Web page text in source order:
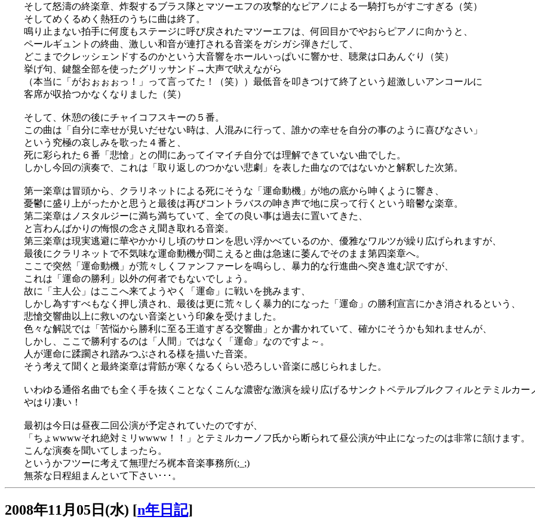
そして怒濤の終楽章、炸裂するブラス隊とマツーエフの攻撃的なピアノによる一騎打ちがすごすぎる（笑）
そしてめくるめく熱狂のうちに曲は終了。
鳴り止まない拍手に何度もステージに呼び戻されたマツーエフは、何回目かでやおらピアノに向かうと、
ペールギュントの終曲、激しい和音が連打される音楽をガシガシ弾きだして、
どこまでクレッシェンドするのかという大音響をホールいっぱいに響かせ、聴衆は口あんぐり（笑）
挙げ句、鍵盤全部を使ったグリッサンド→大声で吠えながら
（本当に「がおぉぉぉっ！」って言ってた！（笑））最低音を叩きつけて終了という超激しいアンコールに
客席が収拾つかなくなりました（笑）
そして、休憩の後にチャイコフスキーの５番。
この曲は「自分に幸せが見いだせない時は、人混みに行って、誰かの幸せを自分の事のように喜びなさい」
という究極の哀しみを歌った４番と、
死に彩られた６番「悲愴」との間にあってイマイチ自分では理解できていない曲でした。
しかし今回の演奏で、これは「取り返しのつかない悲劇」を表した曲なのではないかと解釈した次第。
第一楽章は冒頭から、クラリネットによる死にそうな「運命動機」が地の底から呻くように響き、
憂鬱に盛り上がったかと思うと最後は再びコントラバスの呻き声で地に戻って行くという暗鬱な楽章。
第二楽章はノスタルジーに満ち満ちていて、全ての良い事は過去に置いてきた、
と言わんばかりの悔恨の念さえ聞き取れる音楽。
第三楽章は現実逃避に華やかかりし頃のサロンを思い浮かべているのか、優雅なワルツが繰り広げられますが、
最後にクラリネットで不気味な運命動機が聞こえると曲は急速に萎んでそのまま第四楽章へ。
ここで突然「運命動機」が荒々しくファンファーレを鳴らし、暴力的な行進曲へ突き進む訳ですが、
これは「運命の勝利」以外の何者でもないでしょう。
故に「主人公」はここへ来てようやく「運命」に戦いを挑みます、
しかし為すすべもなく押し潰され、最後は更に荒々しく暴力的になった「運命」の勝利宣言にかき消されるという、
悲愴交響曲以上に救いのない音楽という印象を受けました。
色々な解説では「苦悩から勝利に至る王道すぎる交響曲」とか書かれていて、確かにそうかも知れませんが、
しかし、ここで勝利するのは「人間」ではなく「運命」なのですよ～。
人が運命に蹂躙され踏みつぶされる様を描いた音楽。
そう考えて聞くと最終楽章は背筋が寒くなるくらい恐ろしい音楽に感じられました。
いわゆる通俗名曲でも全く手を抜くことなくこんな濃密な激演を繰り広げるサンクトペテルブルクフィルとテミルカー
やはり凄い！
最初は今日は昼夜二回公演が予定されていたのですが、
「ちょwwwwそれ絶対ミリwwww！！」とテミルカーノフ氏から断られて昼公演が中止になったのは非常に頷けます。
こんな演奏を聞いてしまったら。
というかフツーに考えて無理だろ梶本音楽事務所(;_;)
無茶な日程組まんといて下さい･･･。
2008年11月05日(水) [n年日記]